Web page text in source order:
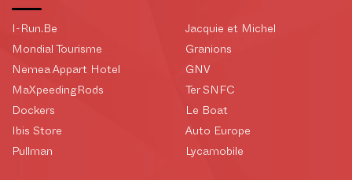
I-Run.Be
Mondial Tourisme
Nemea Appart Hotel
MaXpeedingRods
Dockers
Ibis Store
Pullman
Jacquie et Michel
Granions
GNV
Ter SNFC
Le Boat
Auto Europe
Lycamobile